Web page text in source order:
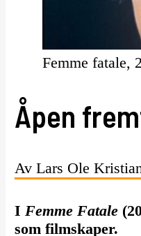
Femme fatale,
Åpen
Av Lars Ole
I Femme Fatale
som filmskaper.